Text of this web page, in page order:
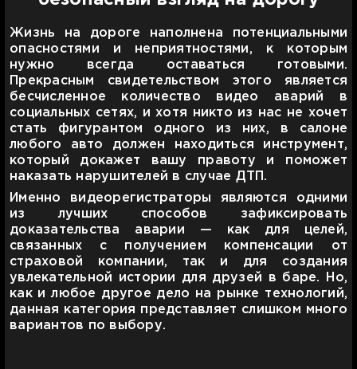
Жизнь на дороге наполнена потенциальными
опасностями и неприятностями, к которым
нужно всегда оставаться готовыми.
Прекрасным свидетельством этого является
бесчисленное количество видео аварий в
социальных сетях, и хотя никто из нас не хочет
стать фигурантом одного из них, в салоне
любого авто должен находиться инструмент,
который докажет вашу правоту и поможет
наказать нарушителей в случае ДТП.
Именно видеорегистраторы являются одними
из лучших способов зафиксировать
доказательства аварии — как для целей,
связанных с получением компенсации от
страховой компании, так и для создания
увлекательной истории для друзей в баре. Но,
как и любое другое дело на рынке технологий,
данная категория представляет слишком много
вариантов по выбору.